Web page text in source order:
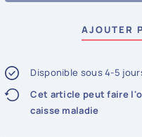
AJOUTER
Disponible sous 4-5
Cet article peut faire
caisse maladie